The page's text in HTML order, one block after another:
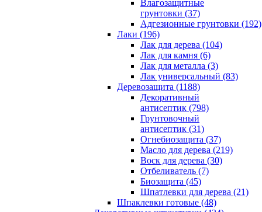
Влагозащитные
грунтовки (37)
Адгезионные грунтовки (192)
Лаки (196)
Лак для дерева (104)
Лак для камня (6)
Лак для металла (3)
Лак универсальный (83)
Деревозащита (1188)
Декоративный
антисептик (798)
Грунтовочный
антисептик (31)
Огнебиозащита (37)
Масло для дерева (219)
Воск для дерева (30)
Отбеливатель (7)
Биозащита (45)
Шпатлевки для дерева (21)
Шпаклевки готовые (48)